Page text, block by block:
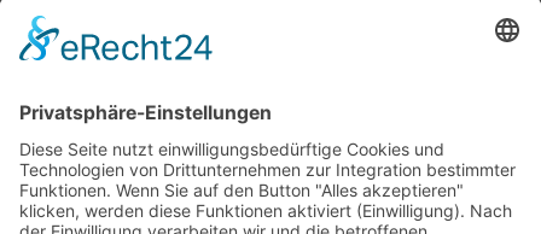
Mitglied des Deutschen Bundestages
Presse & Downloads
Pressemitteilungen